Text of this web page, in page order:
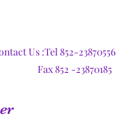
Us :Tel 852-23870556
852 -23870185